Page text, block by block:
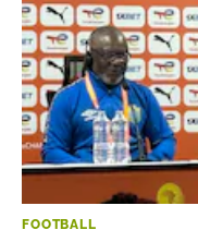
FOOTBALL